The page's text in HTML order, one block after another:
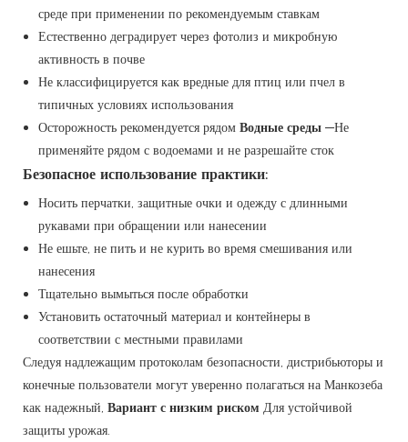
среде при применении по рекомендуемым ставкам
Естественно деградирует через фотолиз и микробную
активность в почве
Не классифицируется как вредные для птиц или пчел в
типичных условиях использования
Осторожность рекомендуется рядом Водные среды —Не
применяйте рядом с водоемами и не разрешайте сток
Безопасное использование практики:
Носить перчатки, защитные очки и одежду с длинными
рукавами при обращении или нанесении
Не ешьте, не пить и не курить во время смешивания или
нанесения
Тщательно вымыться после обработки
Установить остаточный материал и контейнеры в
соответствии с местными правилами
Следуя надлежащим протоколам безопасности, дистрибьюторы и
конечные пользователи могут уверенно полагаться на Манкозеба
как надежный, Вариант с низким риском Для устойчивой
защиты урожая.